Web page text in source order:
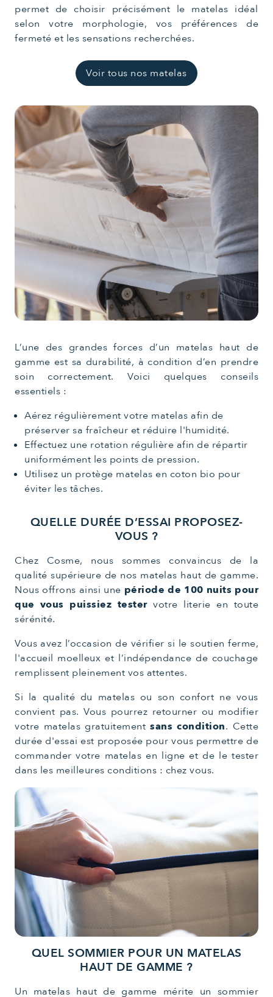
permet de choisir précisément le matelas idéal
selon votre morphologie, vos préférences de
fermeté et les sensations recherchées.
Voir tous nos matelas
L’une des grandes forces d’un matelas haut de
gamme est sa durabilité, à condition d’en prendre
soin correctement. Voici quelques conseils
essentiels :
Aérez régulièrement votre matelas afin de
préserver sa fraîcheur et réduire l'humidité.
Effectuez une rotation régulière afin de répartir
uniformément les points de pression.
Utilisez un protège matelas en coton bio pour
éviter les tâches.
QUELLE DURÉE D’ESSAI PROPOSEZ-
VOUS ?
Chez Cosme, nous sommes convaincus de la
qualité supérieure de nos matelas haut de gamme.
Nous offrons ainsi une période de 100 nuits pour
que vous puissiez testervotre literie en toute
sérénité.
Vous avez l’occasion de vérifier si le soutien ferme,
l'accueil moelleux et l’indépendance de couchage
remplissent pleinement vos attentes.
Si la qualité du matelas ou son confort ne vous
convient pas. Vous pourrez retourner ou modifier
votre matelas gratuitementsans condition. Cette
durée d'essai est proposée pour vous permettre de
commander votre matelas en ligne et de le tester
dans les meilleures conditions : chez vous.
QUEL SOMMIER POUR UN MATELAS
HAUT DE GAMME ?
Un matelas haut de gamme mérite un sommier